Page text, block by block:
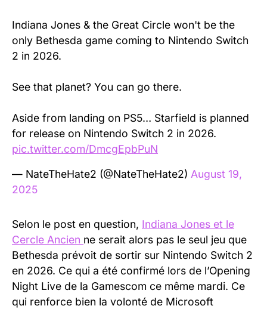
Indiana Jones & the Great Circle won't be the
only Bethesda game coming to Nintendo Switch
2 in 2026.
See that planet? You can go there.
Aside from landing on PS5… Starfield is planned
for release on Nintendo Switch 2 in 2026.
pic.twitter.com/DmcgEpbPuN
— NateTheHate2 (@NateTheHate2) August 19,
2025
Selon le post en question, Indiana Jones et le
Cercle Ancien ne serait alors pas le seul jeu que
Bethesda prévoit de sortir sur Nintendo Switch 2
en 2026. Ce qui a été confirmé lors de l’Opening
Night Live de la Gamescom ce même mardi. Ce
qui renforce bien la volonté de Microsoft